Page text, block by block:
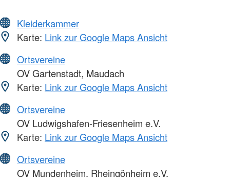
Kleiderkammer
Karte: Link zur Google Maps Ansicht
Ortsvereine
OV Gartenstadt, Maudach
Karte: Link zur Google Maps Ansicht
Ortsvereine
OV Ludwigshafen-Friesenheim e.V.
Karte: Link zur Google Maps Ansicht
Ortsvereine
OV Mundenheim, Rheingönheim e.V.